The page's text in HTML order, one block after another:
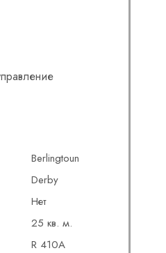
Berlingtoun
Derby
Нет
25 кв. м.
R 410A